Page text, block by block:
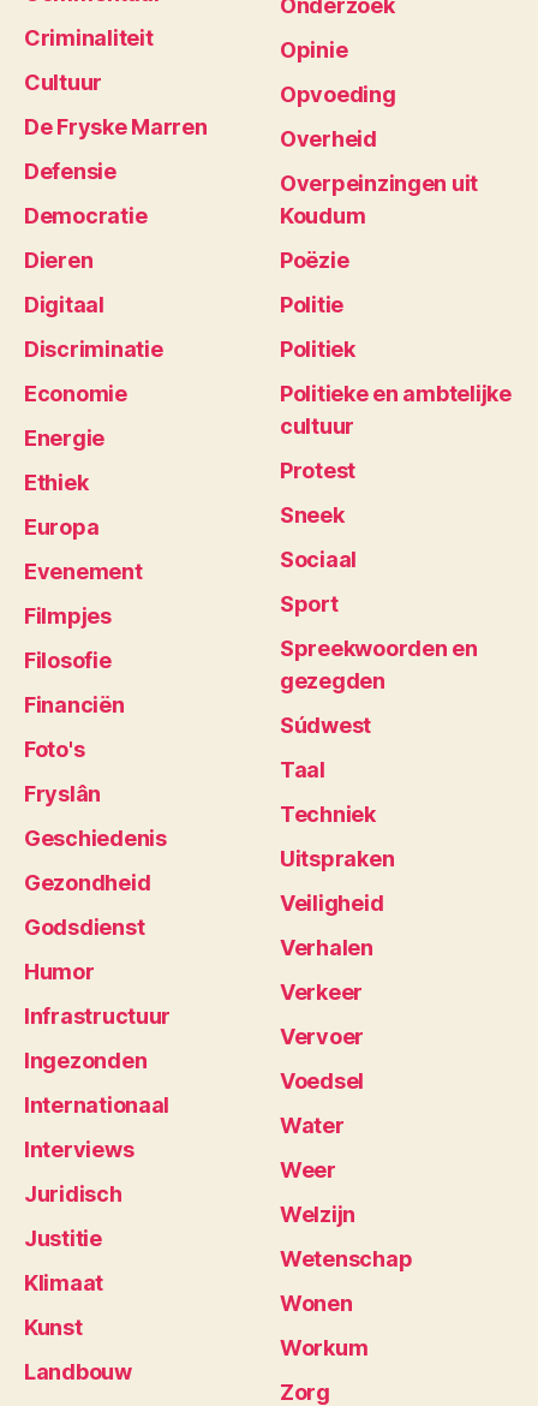
Criminaliteit
Cultuur
De Fryske Marren
Defensie
Democratie
Dieren
Digitaal
Discriminatie
Economie
Energie
Ethiek
Europa
Evenement
Filmpjes
Filosofie
Financiën
Foto's
Fryslân
Geschiedenis
Gezondheid
Godsdienst
Humor
Infrastructuur
Ingezonden
Internationaal
Interviews
Juridisch
Justitie
Klimaat
Kunst
Landbouw
Onderzoek
Opinie
Opvoeding
Overheid
Overpeinzingen uit
Koudum
Poëzie
Politie
Politiek
Politieke en ambtelijke
cultuur
Protest
Sneek
Sociaal
Sport
Spreekwoorden en
gezegden
Súdwest
Taal
Techniek
Uitspraken
Veiligheid
Verhalen
Verkeer
Vervoer
Voedsel
Water
Weer
Welzijn
Wetenschap
Wonen
Workum
Zorg